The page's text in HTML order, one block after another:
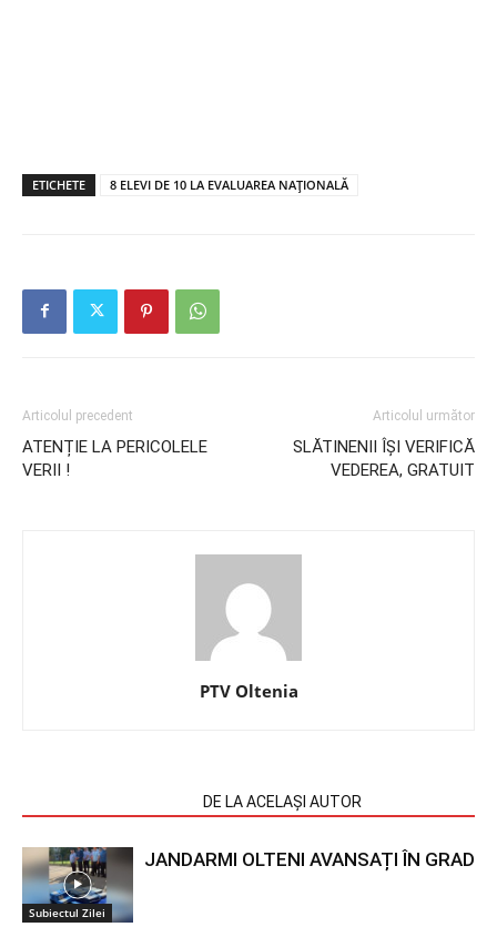
ETICHETE 8 ELEVI DE 10 LA EVALUAREA NAȚIONALĂ
Articolul precedent
ATENȚIE LA PERICOLELE
VERII !
Articolul următor
SLĂTINENII ÎȘI VERIFICĂ
VEDEREA, GRATUIT
PTV Oltenia
DE LA ACELAȘI AUTOR
Subiectul Zilei
JANDARMI OLTENI AVANSAȚI ÎN GRAD